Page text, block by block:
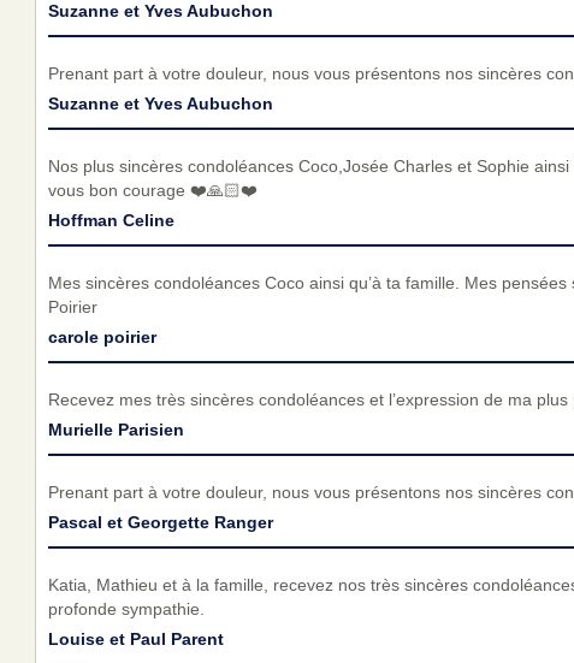
Suzanne et Yves Aubuchon
Prenant part à votre douleur, nous vous présentons nos sincères
Suzanne et Yves Aubuchon
Nos plus sincères condoléances Coco,Josée Charles et Sophie
vous bon courage ❤️🙏🏻❤️
Hoffman Celine
Mes sincères condoléances Coco ainsi qu’à ta famille. Mes
Poirier
carole poirier
Recevez mes très sincères condoléances et l’expression de ma plus
Murielle Parisien
Prenant part à votre douleur, nous vous présentons nos sincères
Pascal et Georgette Ranger
Katia, Mathieu et à la famille, recevez nos très sincères
profonde sympathie.
Louise et Paul Parent